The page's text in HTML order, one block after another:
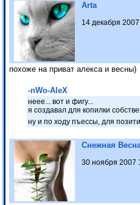
Arta
14 декабря
похоже на приват алекса и весны)
-nWo-AleX
неее... вот и фигу...
я создавал для копилки
ну и по ходу пъессы, для
Снежная
30 ноября 2007